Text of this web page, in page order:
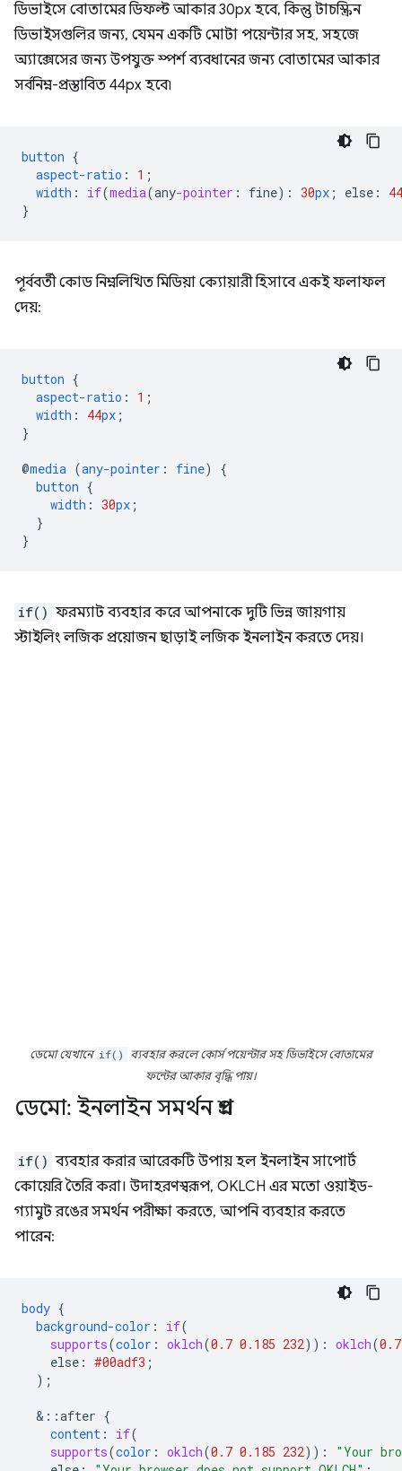
ডিভাইসে বোতামের ডিফল্ট আকার 30px হবে, কিন্তু টাচস্ক্রিন
ডিভাইসগুলির জন্য, যেমন একটি মোটা পয়েন্টার সহ, সহজে
অ্যাক্সেসের জন্য উপযুক্ত স্পর্শ ব্যবধানের জন্য বোতামের আকার
সর্বনিম্ন-প্রস্তাবিত 44px হবে৷
button {
aspect-ratio : 1 ;
width : if(media(any-pointer : fine) : 30px ; else :
44
}
পূর্ববর্তী কোড নিম্নলিখিত মিডিয়া ক্যোয়ারী হিসাবে একই ফলাফল
দেয়:
button {
aspect-ratio : 1 ;
width : 44px ;
}
@media (any-pointer : fine)
{
button {
width : 30px ;
}
}
if() ফরম্যাট ব্যবহার করে আপনাকে দুটি ভিন্ন জায়গায়
স্টাইলিং লজিক প্রয়োজন ছাড়াই লজিক ইনলাইন করতে দেয়।
ডেমো যেখানে if()
ব্যবহার করলে কোর্স পয়েন্টার সহ ডিভাইসে বোতামের
ফন্টের আকার বৃদ্ধি পায়।
ডেমো: ইনলাইন সমর্থন প্রশ্ন
if() ব্যবহার করার আরেকটি উপায় হল ইনলাইন সাপোর্ট
কোয়েরি তৈরি করা। উদাহরণস্বরূপ, OKLCH এর মতো ওয়াইড-
গ্যামুট রঙের সমর্থন পরীক্ষা করতে, আপনি ব্যবহার করতে
পারেন:
body {
background-color : if(
supports(color : oklch(0.7 0.185 232)) : oklch(0.7
else : #00adf3 ;
);
& ::after {
content : if(
supports(color : oklch(0.7 0.185 232)) :
"Your